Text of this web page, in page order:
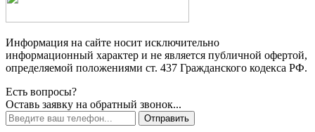
Информация на сайте носит исключительно
информационный характер и не является публичной офертой,
определяемой положениями ст. 437 Гражданского кодекса РФ.
Есть вопросы?
Оставь заявку на обратный звонок...
Отправить